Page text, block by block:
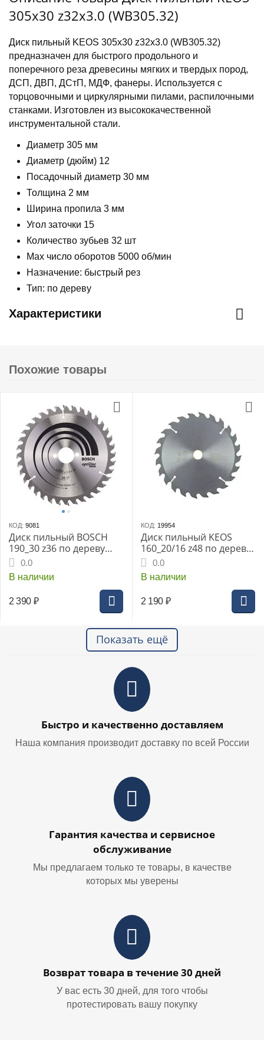
305x30 z32x3.0 (WB305.32)
Диск пильный KEOS 305x30 z32x3.0 (WB305.32)
предназначен для быстрого продольного и
поперечного реза древесины мягких и твердых пород,
ДСП, ДВП, ДСтП, МДФ, фанеры. Используется с
торцовочными и циркулярными пилами, распилочными
станками. Изготовлен из высококачественной
инструментальной стали.
Диаметр 305 мм
Диаметр (дюйм) 12
Посадочный диаметр 30 мм
Толщина 2 мм
Ширина пропила 3 мм
Угол заточки 15
Количество зубьев 32 шт
Max число оборотов 5000 об/мин
Назначение: быстрый рез
Тип: по дереву
Характеристики
Похожие товары
КОД: 9081
Диск пильный BOSCH
190_30 z36 по дереву
(2608640616) OPTILINE
0.0
В наличии
2 390 ₽
КОД: 19954
Диск пильный KEOS
160_20/16 z48 по дереву
(WB160.48)
0.0
В наличии
2 190 ₽
Показать ещё
Быстро и качественно доставляем
Наша компания производит доставку по всей России
Гарантия качества и сервисное
обслуживание
Мы предлагаем только те товары, в качестве
которых мы уверены
Возврат товара в течение 30 дней
У вас есть 30 дней, для того чтобы
протестировать вашу покупку